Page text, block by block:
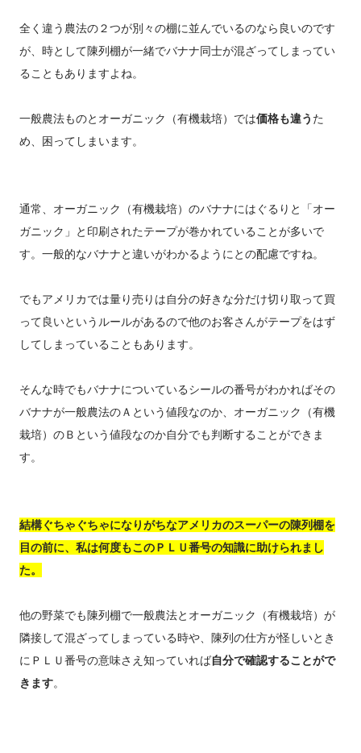
全く違う農法の２つが別々の棚に並んでいるのなら良いのです
が、時として陳列棚が一緒でバナナ同士が混ざってしまってい
ることもありますよね。
一般農法ものとオーガニック（有機栽培）では価格も違う た
め、困ってしまいます。
通常、オーガニック（有機栽培）のバナナにはぐるりと「オー
ガニック」と印刷されたテープが巻かれていることが多いで
す。一般的なバナナと違いがわかるようにとの配慮ですね。
でもアメリカでは量り売りは自分の好きな分だけ切り取って買
って良いというルールがあるので他のお客さんがテープをはず
してしまっていることもあります。
そんな時でもバナナについているシールの番号がわかればその
バナナが一般農法のＡという値段なのか、オーガニック（有機
栽培）のＢという値段なのか自分でも判断することができま
す。
結構ぐちゃぐちゃになりがちなアメリカのスーパーの陳列棚を
目の前に、私は何度もこのＰＬＵ番号の知識に助けられまし
た。
他の野菜でも陳列棚で一般農法とオーガニック（有機栽培）が
隣接して混ざってしまっている時や、陳列の仕方が怪しいとき
にＰＬＵ番号の意味さえ知っていれば自分で確認することがで
きます。